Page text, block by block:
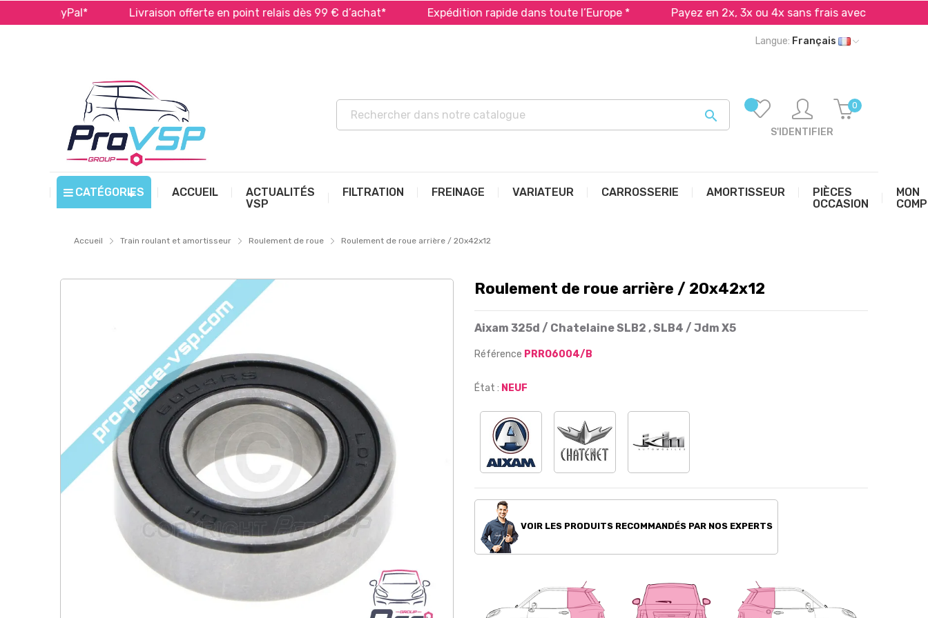
Livraison offerte en point relais dès 99 € d’achat* Expédition rapide dans toute l’Europe * Payez en 2x, 3x ou 4x sans frais avec Alma et PayPal*
Langue: Français

S'IDENTIFIER
0
CATÉGORIES ACCUEIL
ACTUALITÉS
VSP
FILTRATION FREINAGE VARIATEUR CARROSSERIE AMORTISSEUR
PIÈCES
OCCASION
MON
Accueil Train roulant et amortisseur Roulement de roue Roulement de roue arrière / 20x42x12
Roulement de roue arrière / 20x42x12
Aixam 325d / Chatelaine SLB2 , SLB4 / Jdm X5
Référence PRRO6004/B
État : NEUF
VOIR LES PRODUITS RECOMMANDÉS PAR NOS EXPERTS